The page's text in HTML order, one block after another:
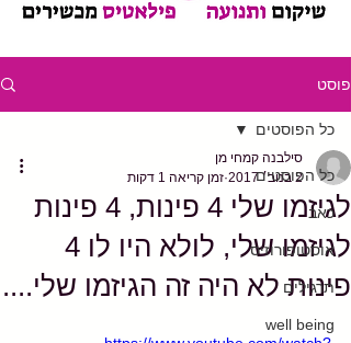
פוסט
כל הפוסטים
כאב
אוסטופורוזיס
תרגילים
well being
כל הפוסטים
לגיזמו שלי 4 פינות, 4 פינות
לגיזמו שלי, לולא היו לו 4
פינות לא היה זה הגיזמו שלי....
סילבנה קמחי מן
2 בנוב׳ 2017
זמן קריאה 1 דקות